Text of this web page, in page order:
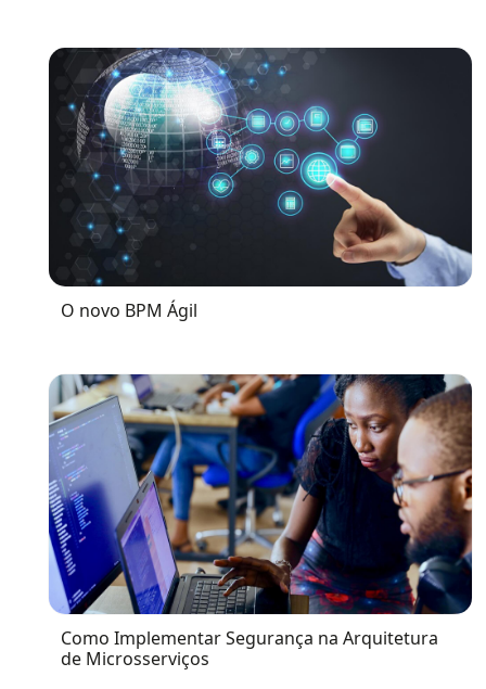
O novo BPM Ágil
Como Implementar Segurança na Arquitetura
de Microsserviços